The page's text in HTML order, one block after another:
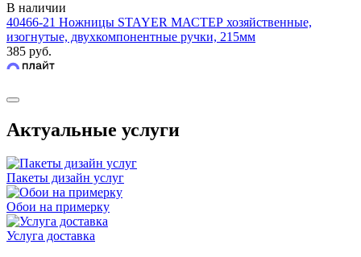
В наличии
40466-21 Ножницы STAYER МАСТЕР хозяйственные,
изогнутые, двухкомпонентные ручки, 215мм
385 руб.
Актуальные услуги
Пакеты дизайн услуг
Обои на примерку
Услуга доставка